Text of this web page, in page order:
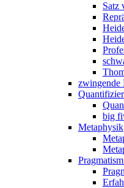
Satz
zwingende
big
Metaphysik